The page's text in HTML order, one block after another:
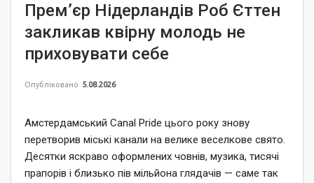
Прем’єр Нідерландів Роб Єттен
закликав квірну молодь не
приховувати себе
Опубліковано 5.08.2026
Амстердамський Canal Pride цього року знову
перетворив міські канали на велике веселкове свято.
Десятки яскраво оформлених човнів, музика, тисячі
прапорів і близько пів мільйона глядачів — саме так